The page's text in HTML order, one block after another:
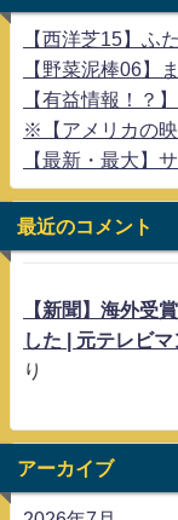
【西洋芝15】ふ
【野菜泥棒06】
【有益情報！？
※【アメリカの
【最新・最大】
最近のコメント
【新聞】海外受
した | 元テレビ
り
アーカイブ